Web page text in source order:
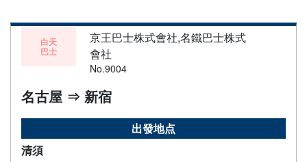
白天
巴士
京王巴士株式會社,名鐵巴士株式
會社
No.9004
名古屋 ⇒ 新宿
出發地点
清須